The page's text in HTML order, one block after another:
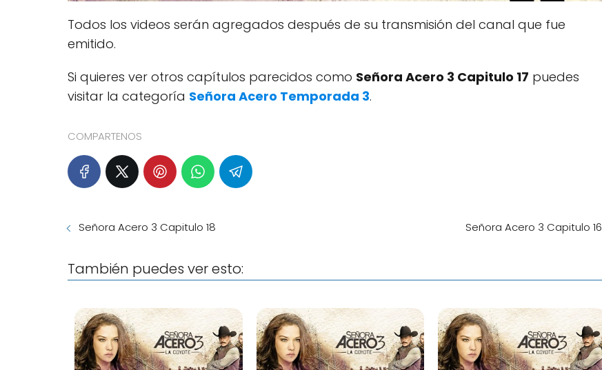
Todos los videos serán agregados después de su transmisión del canal que fue
emitido.
Si quieres ver otros capítulos parecidos como Señora Acero 3 Capitulo 17 puedes
visitar la categoría Señora Acero Temporada 3.
COMPARTENOS
Señora Acero 3 Capitulo 18 Señora Acero 3 Capitulo 16
También puedes ver esto: